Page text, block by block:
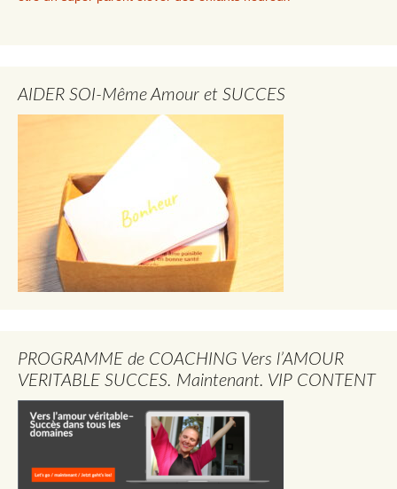
AIDER SOI-Même Amour et SUCCES
PROGRAMME de COACHING Vers l’AMOUR
VERITABLE SUCCES. Maintenant. VIP CONTENT